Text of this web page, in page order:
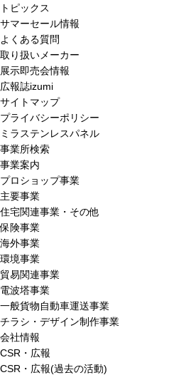
トピックス
サマーセール情報
よくある質問
取り扱いメーカー
展示即売会情報
広報誌izumi
サイトマップ
プライバシーポリシー
ミラステンレスパネル
事業所検索
事業案内
プロショップ事業
主要事業
住宅関連事業・その他
保険事業
海外事業
環境事業
貿易関連事業
電波塔事業
一般貨物自動車運送事業
チラシ・デザイン制作事業
会社情報
CSR・広報
CSR・広報(過去の活動)